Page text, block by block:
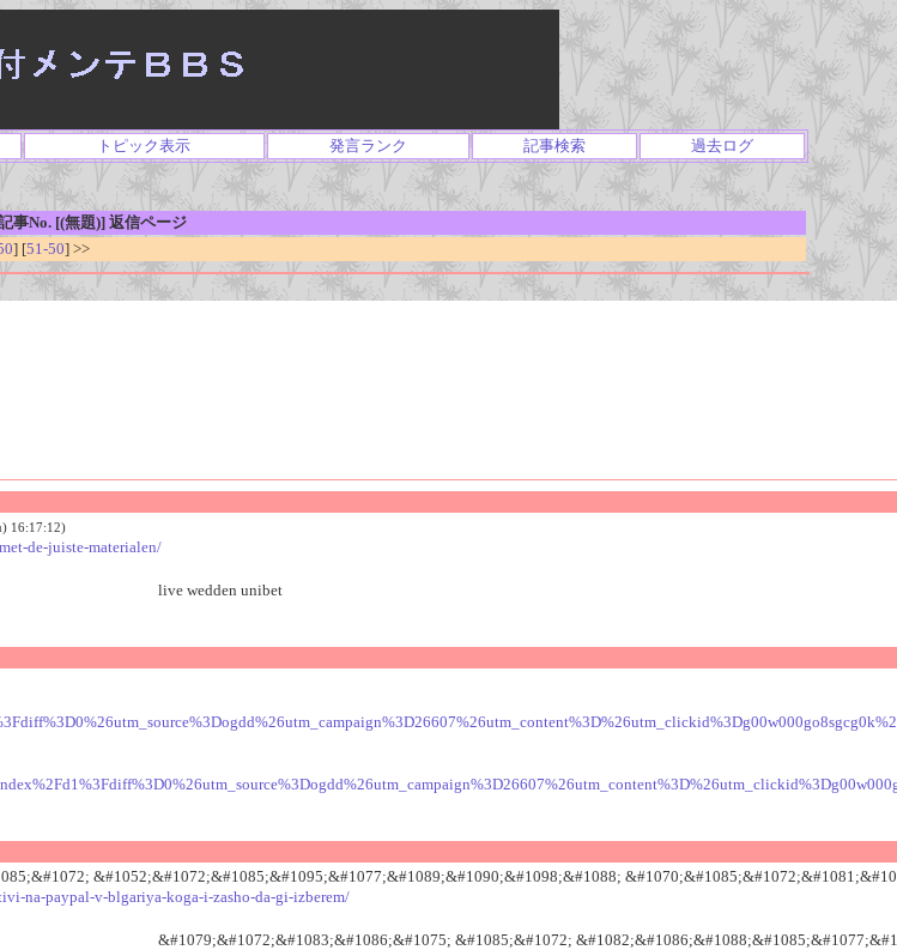
トピック表示 発言ランク 記事検索 過去ログ
事No. [(無題)] 返信ページ
] [51-50] >>
16:17:12)
de-juiste-materialen/
live wedden unibet
&#1052;&#1072;&#1085;&#1095;&#1077;&#1089;&#1090;&#1098;&#1088;
na-paypal-v-blgariya-koga-i-zasho-da-gi-izberem/
&#1079;&#1072;&#1083;&#1086;&#1075; &#1085;&#1072;